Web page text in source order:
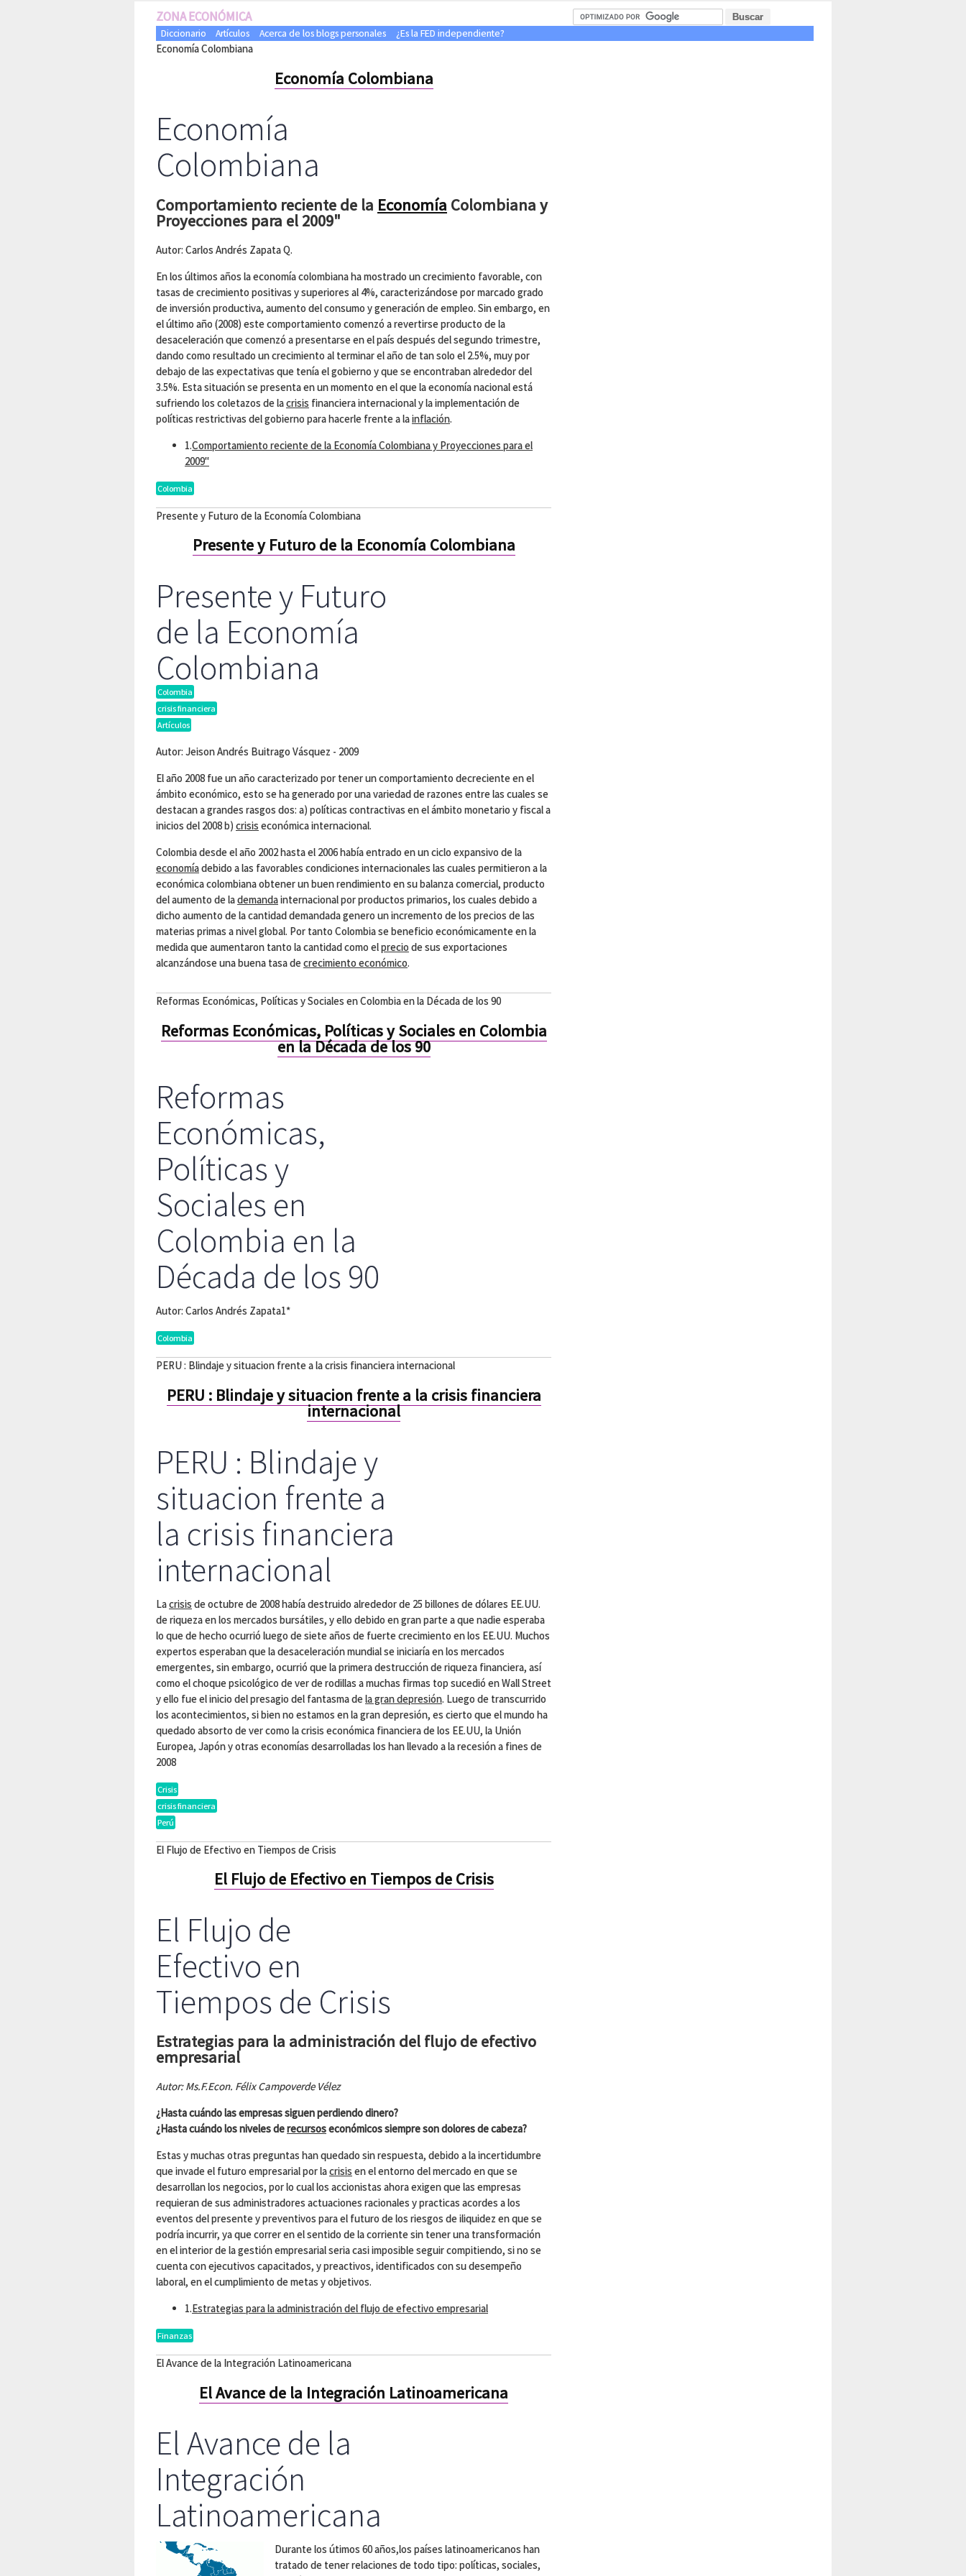
ZONA ECONÓMICA
Diccionario Artículos Acerca de los blogs personales ¿Es la FED independiente?
Economía Colombiana
Economía Colombiana
Economía
Colombiana
Comportamiento reciente de la Economía Colombiana y
Proyecciones para el 2009"
Autor: Carlos Andrés Zapata Q.
En los últimos años la economía colombiana ha mostrado un crecimiento favorable, con
tasas de crecimiento positivas y superiores al 4%, caracterizándose por marcado grado
de inversión productiva, aumento del consumo y generación de empleo. Sin embargo, en
el último año (2008) este comportamiento comenzó a revertirse producto de la
desaceleración que comenzó a presentarse en el país después del segundo trimestre,
dando como resultado un crecimiento al terminar el año de tan solo el 2.5%, muy por
debajo de las expectativas que tenía el gobierno y que se encontraban alrededor del
3.5%. Esta situación se presenta en un momento en el que la economía nacional está
sufriendo los coletazos de lacrisis financiera internacional y la implementación de
políticas restrictivas del gobierno para hacerle frente a lainflación.
1.Comportamiento reciente de la Economía Colombiana y Proyecciones para el
2009"
Colombia
Presente y Futuro de la Economía Colombiana
Presente y Futuro de la Economía Colombiana
Presente y Futuro
de la Economía
Colombiana
Colombia
crisis financiera
Artículos
Autor: Jeison Andrés Buitrago Vásquez - 2009
El año 2008 fue un año caracterizado por tener un comportamiento decreciente en el
ámbito económico, esto se ha generado por una variedad de razones entre las cuales se
destacan a grandes rasgos dos: a) políticas contractivas en el ámbito monetario y fiscal a
inicios del 2008 b) crisis económica internacional.
Colombia desde el año 2002 hasta el 2006 había entrado en un ciclo expansivo de la
economíadebido a las favorables condiciones internacionales las cuales permitieron a la
económica colombiana obtener un buen rendimiento en su balanza comercial, producto
del aumento de lademandainternacional por productos primarios, los cuales debido a
dicho aumento de la cantidad demandada genero un incremento de los precios de las
materias primas a nivel global. Por tanto Colombia se beneficio económicamente en la
medida que aumentaron tanto la cantidad como elprecio de sus exportaciones
alcanzándose una buena tasa decrecimiento económico.
Reformas Económicas, Políticas y Sociales en Colombia en la Década de los 90
Reformas Económicas, Políticas y Sociales en Colombia
en la Década de los 90
Reformas
Económicas,
Políticas y
Sociales en
Colombia en la
Década de los 90
Autor: Carlos Andrés Zapata1*
Colombia
PERU : Blindaje y situacion frente a la crisis financiera internacional
PERU : Blindaje y situacion frente a la crisis financiera
internacional
PERU : Blindaje y
situacion frente a
la crisis financiera
internacional
Lacrisis de octubre de 2008 había destruido alrededor de 25 billones de dólares EE.UU.
de riqueza en los mercados bursátiles, y ello debido en gran parte a que nadie esperaba
lo que de hecho ocurrió luego de siete años de fuerte crecimiento en los EE.UU. Muchos
expertos esperaban que la desaceleración mundial se iniciaría en los mercados
emergentes, sin embargo, ocurrió que la primera destrucción de riqueza financiera, así
como el choque psicológico de ver de rodillas a muchas firmas top sucedió en Wall Street
y ello fue el inicio del presagio del fantasma dela gran depresión. Luego de transcurrido
los acontecimientos, si bien no estamos en la gran depresión, es cierto que el mundo ha
quedado absorto de ver como la crisis económica financiera de los EE.UU, la Unión
Europea, Japón y otras economías desarrolladas los han llevado a la recesión a fines de
2008
Crisis
crisis financiera
Perú
El Flujo de Efectivo en Tiempos de Crisis
El Flujo de Efectivo en Tiempos de Crisis
El Flujo de
Efectivo en
Tiempos de Crisis
Estrategias para la administración del flujo de efectivo
empresarial
Autor: Ms.F.Econ. Félix Campoverde Vélez
¿Hasta cuándo las empresas siguen perdiendo dinero?
¿Hasta cuándo los niveles derecursoseconómicos siempre son dolores de cabeza?
Estas y muchas otras preguntas han quedado sin respuesta, debido a la incertidumbre
que invade el futuro empresarial por lacrisis en el entorno del mercado en que se
desarrollan los negocios, por lo cual los accionistas ahora exigen que las empresas
requieran de sus administradores actuaciones racionales y practicas acordes a los
eventos del presente y preventivos para el futuro de los riesgos de iliquidez en que se
podría incurrir, ya que correr en el sentido de la corriente sin tener una transformación
en el interior de la gestión empresarial seria casi imposible seguir compitiendo, si no se
cuenta con ejecutivos capacitados, y preactivos, identificados con su desempeño
laboral, en el cumplimiento de metas y objetivos.
1.Estrategias para la administración del flujo de efectivo empresarial
Finanzas
El Avance de la Integración Latinoamericana
El Avance de la Integración Latinoamericana
El Avance de la
Integración
Latinoamericana
Durante los útimos 60 años,los países latinoamericanos han
tratado de tener relaciones de todo tipo: políticas, sociales,